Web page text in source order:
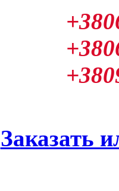
Заказать